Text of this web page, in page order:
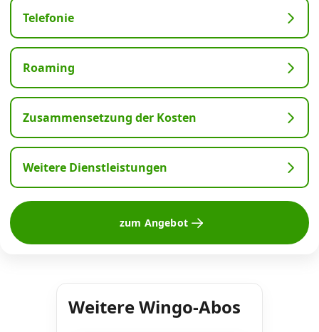
Telefonie
Roaming
Zusammensetzung der Kosten
Weitere Dienstleistungen
zum Angebot
Weitere Wingo-Abos